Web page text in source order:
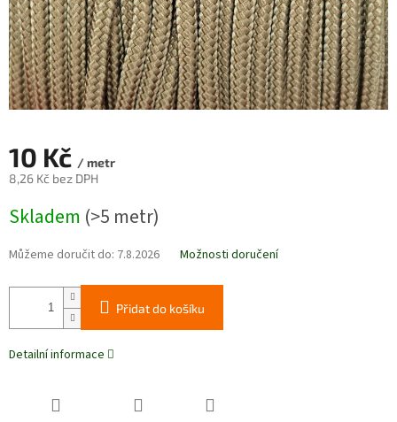
10 Kč / metr
8,26 Kč bez DPH
cena:
Skladem (>5 metr)
Můžeme doručit do: 7.8.2026 Možnosti doručení
Přidat do košíku
Detailní informace